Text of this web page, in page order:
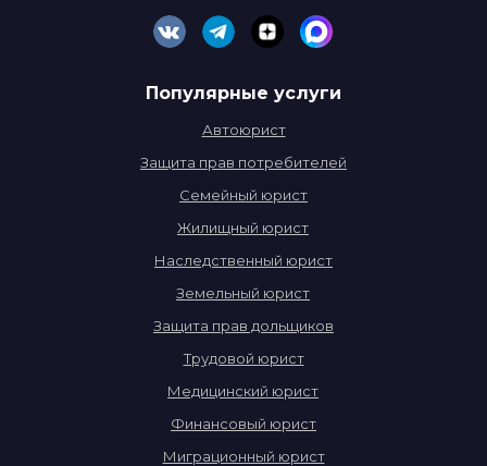
Популярные услуги
Автоюрист
Семейный юрист
Жилищный юрист
Защита прав потребителей
Наследственный юрист
Земельный юрист
Защита прав дольщиков
Трудовой юрист
Медицинский юрист
Финансовый юрист
Миграционный юрист